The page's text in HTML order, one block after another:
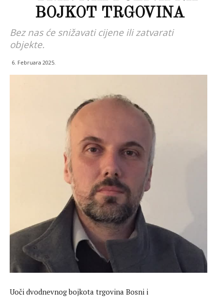
BOJKOT TRGOVINA
Bez nas će snižavati cijene ili zatvarati
objekte.
6. Februara 2025.
Uoči dvodnevnog bojkota trgovina Bosni i